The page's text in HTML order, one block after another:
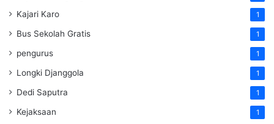
Kajari Karo 1
Bus Sekolah Gratis 1
pengurus 1
Longki Djanggola 1
Dedi Saputra 1
Kejaksaan 1